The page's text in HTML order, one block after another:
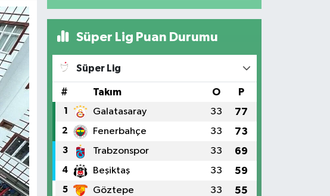
Süper Lig Puan Durumu
Süper Lig
# Takım O P
1 Galatasaray 33 77
2 Fenerbahçe 33 73
3 Trabzonspor 33 69
4 Beşiktaş 33 59
5 Göztepe 33 55